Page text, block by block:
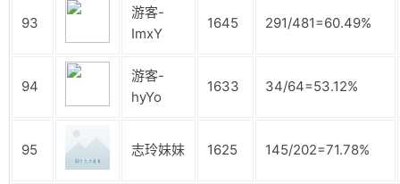
93
游客-
ImxY
1645 291/481=60.49%
94
游客-
hyYo
1633 34/64=53.12%
95 志玲妹妹 1625 145/202=71.78%